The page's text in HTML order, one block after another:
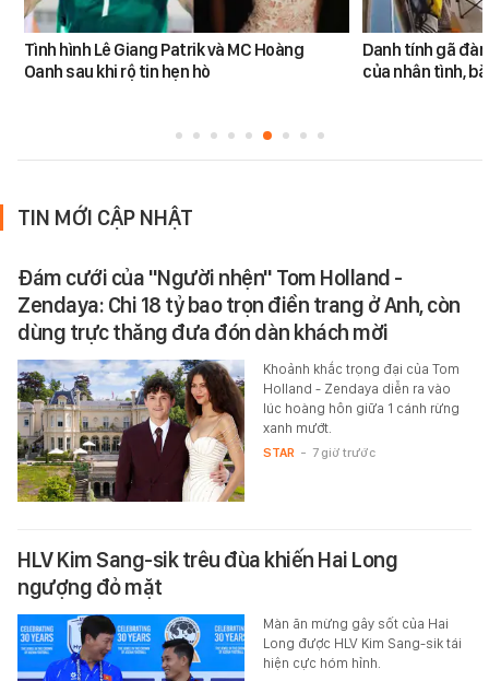
Tình hình Lê Giang Patrik và MC Hoàng
Oanh sau khi rộ tin hẹn hò
Danh tính gã
của nhân tình,
TIN MỚI CẬP NHẬT
Đám cưới của "Người nhện" Tom Holland -
Zendaya: Chi 18 tỷ bao trọn điền trang ở Anh, còn
dùng trực thăng đưa đón dàn khách mời
Khoảnh khắc trọng đại của Tom
Holland - Zendaya diễn ra vào
lúc hoàng hôn giữa 1 cánh rừng
xanh mướt.
STAR - 7 giờ trước
HLV Kim Sang-sik trêu đùa khiến Hai Long
ngượng đỏ mặt
Màn ăn mừng gây sốt của Hai
Long được HLV Kim Sang-sik tái